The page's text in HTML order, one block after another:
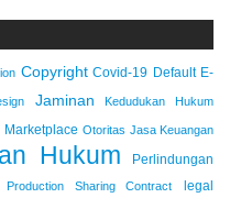
Copyright Covid-19 Default E-
Jaminan Kedudukan Hukum
Marketplace Otoritas Jasa Keuangan
Hukum
Perlindungan
Production Sharing Contract
legal